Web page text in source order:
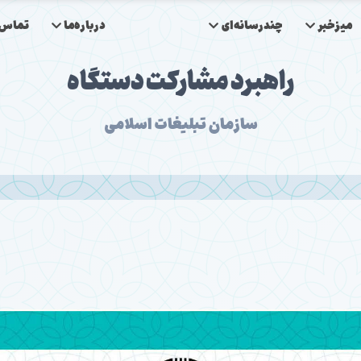
میزخبر چندرسانه‌ای درباره‌ما
راهبرد مشارکت دستگاه
سازمان تبلیغات اسلامی